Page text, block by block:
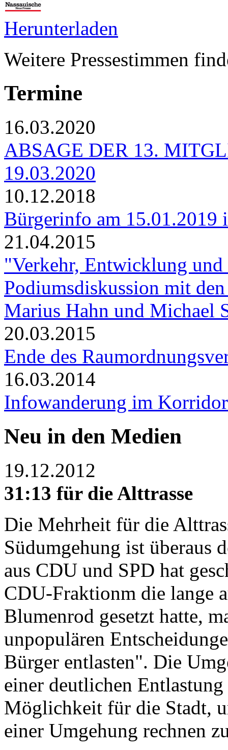
Herunterladen
Weitere Pressestimmen
Termine
16.03.2020
ABSAGE DER 13.
19.03.2020
10.12.2018
Bürgerinfo am 15.01.2019
21.04.2015
"Verkehr, Entwicklung und
Podiumsdiskussion mit
Marius Hahn und Michael
20.03.2015
Ende des
16.03.2014
Infowanderung im
Neu in den Medien
19.12.2012
31:13 für die Alttrasse
Die Mehrheit für die
Südumgehung ist überaus
aus CDU und SPD hat
CDU-Fraktionm die lange
Blumenrod gesetzt hatte,
unpopulären
Bürger entlasten". Die
einer deutlichen
Möglichkeit für die Stadt,
einer Umgehung rechnen